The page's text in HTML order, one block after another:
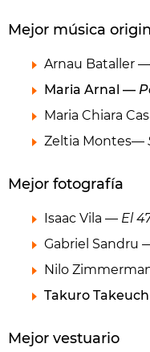
Mejor música
Arnau Bataller —
Maria Arnal —
Maria Chiara
Zeltia Montes—
Mejor fotografía
Isaac Vila — El
Gabriel Sandru
Nilo
Takuro
Mejor vestuario